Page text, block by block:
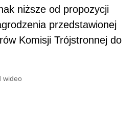
niższe od propozycji
przedstawionej
Komisji Trójstronnej do
wideo